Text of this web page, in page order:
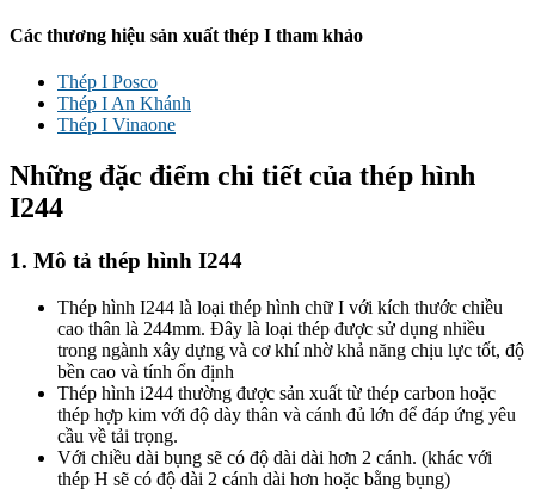
Các thương hiệu sản xuất thép I tham khảo
Thép I Posco
Thép I An Khánh
Thép I Vinaone
Những đặc điểm chi tiết của thép hình
I244
1. Mô tả thép hình I244
Thép hình I244 là loại thép hình chữ I với kích thước chiều
cao thân là 244mm. Đây là loại thép được sử dụng nhiều
trong ngành xây dựng và cơ khí nhờ khả năng chịu lực tốt, độ
bền cao và tính ổn định
Thép hình i244 thường được sản xuất từ thép carbon hoặc
thép hợp kim với độ dày thân và cánh đủ lớn để đáp ứng yêu
cầu về tải trọng.
Với chiều dài bụng sẽ có độ dài dài hơn 2 cánh. (khác với
thép H sẽ có độ dài 2 cánh dài hơn hoặc bằng bụng)